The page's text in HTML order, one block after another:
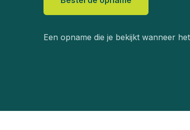
Een opname die je bekijkt wanneer